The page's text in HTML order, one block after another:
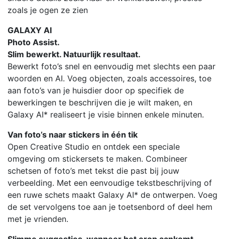
zoals je ogen ze zien
GALAXY AI
Photo Assist.
Slim bewerkt. Natuurlijk resultaat.
Bewerkt foto’s snel en eenvoudig met slechts een paar
woorden en AI. Voeg objecten, zoals accessoires, toe
aan foto’s van je huisdier door op specifiek de
bewerkingen te beschrijven die je wilt maken, en
Galaxy AI* realiseert je visie binnen enkele minuten.
Van foto’s naar stickers in één tik
Open Creative Studio en ontdek een speciale
omgeving om stickersets te maken. Combineer
schetsen of foto’s met tekst die past bij jouw
verbeelding. Met een eenvoudige tekstbeschrijving of
een ruwe schets maakt Galaxy AI* de ontwerpen. Voeg
de set vervolgens toe aan je toetsenbord of deel hem
met je vrienden.